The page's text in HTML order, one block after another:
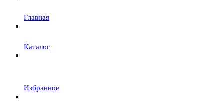
Главная
Каталог
Избранное